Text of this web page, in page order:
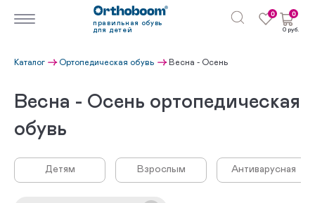
правильная обувь
для детей
0 0
0 руб.
Каталог Ортопедическая обувь Весна - Осень
Весна - Осень ортопедическая
обувь
Детям Взрослым Антиварусная